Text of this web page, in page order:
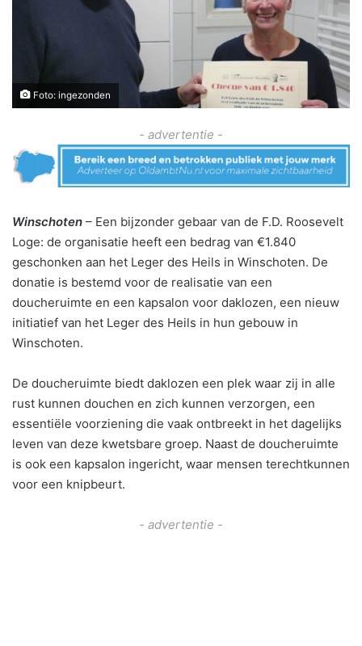
Foto: ingezonden
- advertentie -
Winschoten – Een bijzonder gebaar van de F.D. Roosevelt
Loge: de organisatie heeft een bedrag van €1.840
geschonken aan het Leger des Heils in Winschoten. De
donatie is bestemd voor de realisatie van een
doucheruimte en een kapsalon voor daklozen, een nieuw
initiatief van het Leger des Heils in hun gebouw in
Winschoten.
De doucheruimte biedt daklozen een plek waar zij in alle
rust kunnen douchen en zich kunnen verzorgen, een
essentiële voorziening die vaak ontbreekt in het dagelijks
leven van deze kwetsbare groep. Naast de doucheruimte
is ook een kapsalon ingericht, waar mensen terechtkunnen
voor een knipbeurt.
- advertentie -